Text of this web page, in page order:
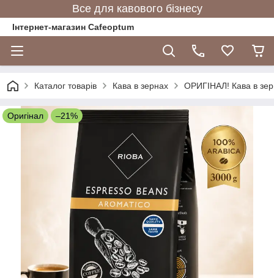
Все для кавового бізнесу
Інтернет-магазин Cafeoptum
Каталог товарів Кава в зернах ОРИГІНАЛ! Кава в
Оригінал –21%